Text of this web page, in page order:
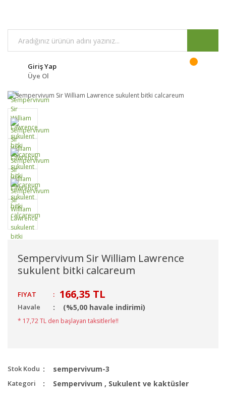
Giriş Yap
Üye Ol
Sempervivum Sir William Lawrence
sukulent bitki calcareum
FIYAT : 166,35 TL
Havale (%5,00 havale indirimi)
* 17,72 TL den başlayan taksitlerle!!
Stok Kodu sempervivum-3
Kategori Sempervivum , Sukulent ve kaktüsler